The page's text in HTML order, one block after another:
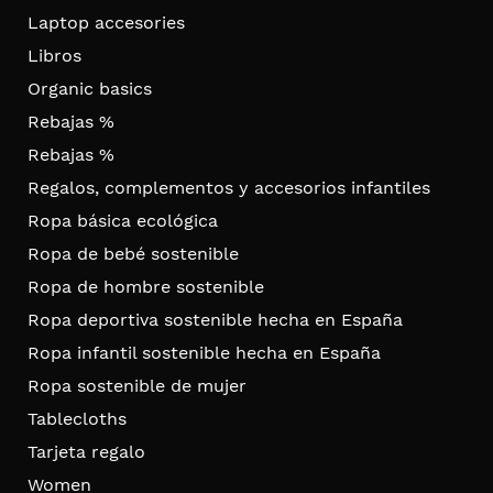
Laptop accesories
Libros
Organic basics
Rebajas %
Rebajas %
Regalos, complementos y accesorios infantiles
Ropa básica ecológica
Ropa de bebé sostenible
Ropa de hombre sostenible
Ropa deportiva sostenible hecha en España
Ropa infantil sostenible hecha en España
Ropa sostenible de mujer
Tablecloths
Tarjeta regalo
Women